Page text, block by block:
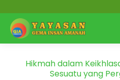
Hikmah dalam
Sesuatu yang